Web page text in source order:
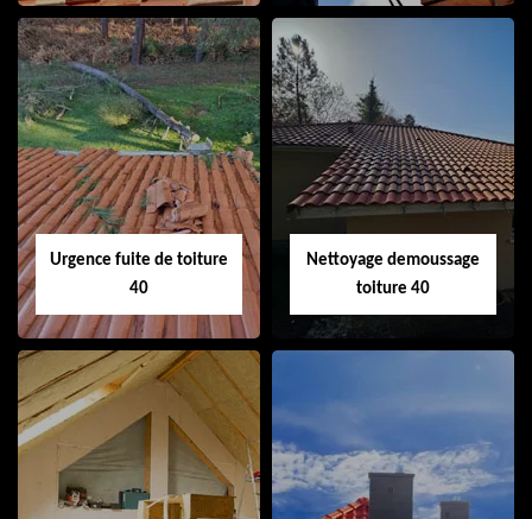
Couvreur 40
Ramonage de
cheminée 40
Urgence fuite de toiture
40
Urgence fuite de
toiture 40
Nettoyage demoussage
toiture 40
Nettoyage
demoussage